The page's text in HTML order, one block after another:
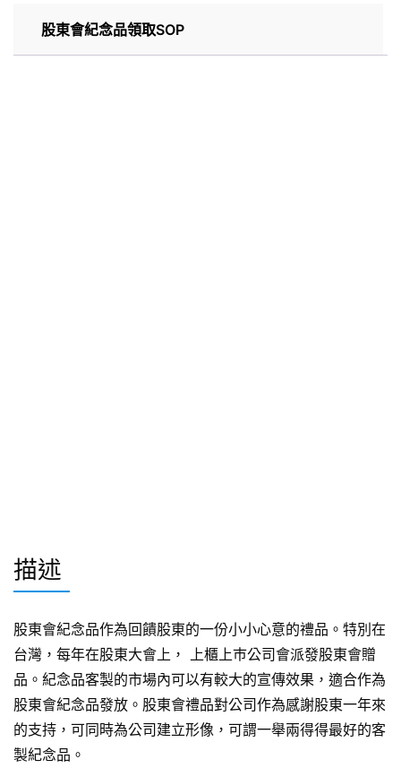
股東會紀念品領取SOP
描述
股東會紀念品作為回饋股東的一份小小心意的禮品。特別在
台灣，每年在股東大會上， 上櫃上巿公司會派發股東會贈
品。紀念品客製的市場內可以有較大的宣傳效果，適合作為
股東會紀念品發放。股東會禮品對公司作為感謝股東一年來
的支持，可同時為公司建立形像，可謂一舉兩得得最好的客
製紀念品。